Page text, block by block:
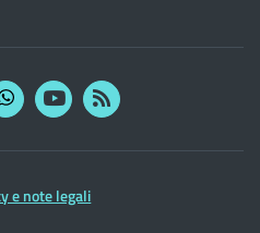
YouTubeRSS
e note legali